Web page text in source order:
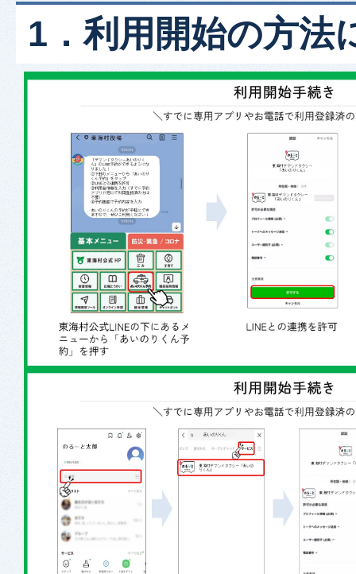
1．利用開始の方法